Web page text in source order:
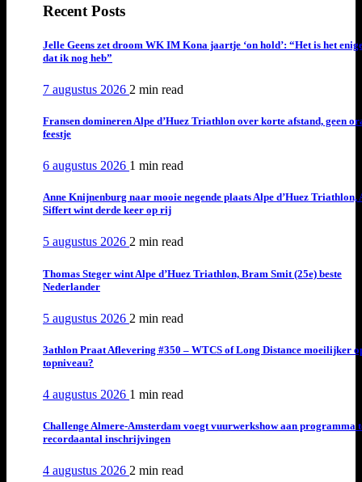
Recent Posts
Jelle Geens zet droom WK IM Kona jaartje ‘on hold’: “Het is het
dat ik nog heb”
7 augustus 2026 2 min read
Fransen domineren Alpe d’Huez Triathlon over korte afstand, geen
feestje
6 augustus 2026 1 min read
Anne Knijnenburg naar mooie negende plaats Alpe d’Huez Triathlon,
Siffert wint derde keer op rij
5 augustus 2026 2 min read
Thomas Steger wint Alpe d’Huez Triathlon, Bram Smit (25e) beste
Nederlander
5 augustus 2026 2 min read
3athlon Praat Aflevering #350 – WTCS of Long Distance moeilijker
topniveau?
4 augustus 2026 1 min read
Challenge Almere-Amsterdam voegt vuurwerkshow aan programma
recordaantal inschrijvingen
4 augustus 2026 2 min read